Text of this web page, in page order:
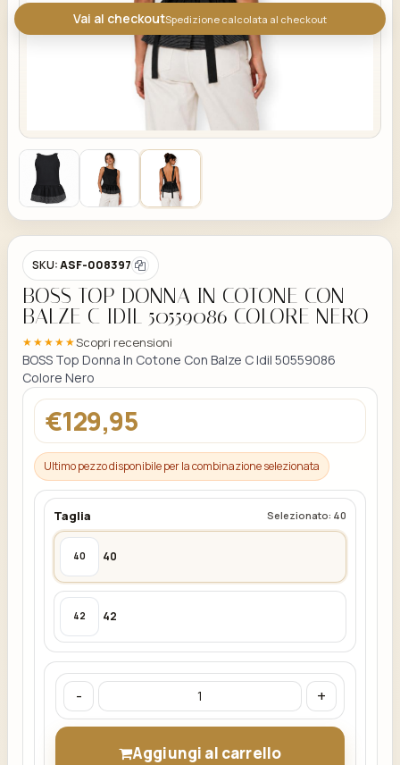
Vai al checkoutSpedizione calcolata al checkout
SKU:ASF-008397
BOSS TOP DONNA IN COTONE CON
BALZE C IDIL 50559086 COLORE NERO
★★★★★Scopri recensioni
BOSS Top Donna In Cotone Con Balze C Idil 50559086
Colore Nero
€129,95
Ultimo pezzo disponibile per la combinazione selezionata
Taglia Selezionato: 40
40 40
42 42
- +
Aggiungi al carrello